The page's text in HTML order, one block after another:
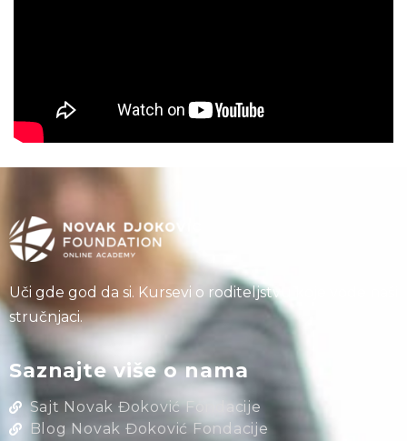
Uči gde god da si. Kursevi o roditeljstvu koje vode naši
stručnjaci.
Saznajte više o nama
Sajt Novak Đoković Fondacije
Blog Novak Đoković Fondacije